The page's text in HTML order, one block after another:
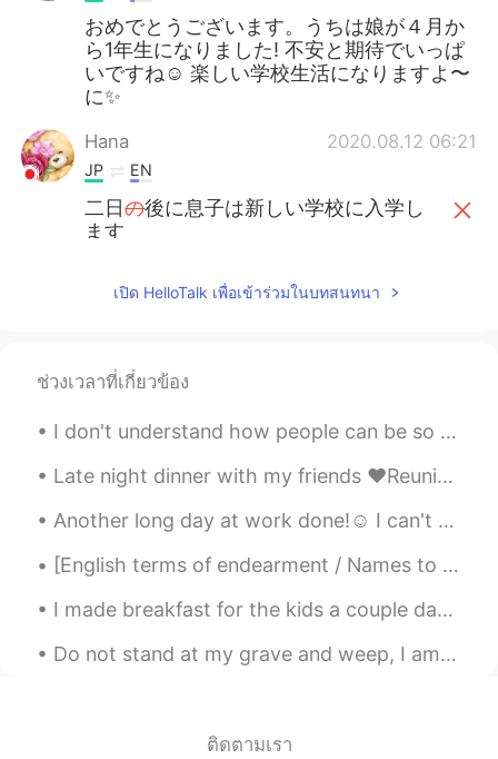
おめでとうございます。うちは娘が４月か
ら1年生になりました! 不安と期待でいっぱ
いですね☺️ 楽しい学校生活になりますよ〜
に✨
Hana 2020.08.12 06:21
JP EN
二日の後に息子は新しい学校に入学し
ます
1年生になるので、とても
いるようです。
息子は学校にいっぱい新しい友達が出
来れば良いと思う
来れば良いと思う
People 2020.08.11 20:27
CN EN
loveit
เปิด HelloTalk เพื่อเข้าร่วมในบทสนทนา
ช่วงเวลาที่เกี่ยวข้อง
I don't understand how people can be so comfortable in being racist and ignorant let's rid all r...
Late night dinner with my friends ❤️Reunion ❤️Turkish food❤️ Amsterdam west vs south❤️ Wednesday...
Another long day at work done!☺ I can't wait to go play soccer tomorrow, it's my favorite ...
[English terms of endearment / Names to call the people you love or care about ➡] (\__/) (>'.'<)...
I made breakfast for the kids a couple days ago. I made egg-in-toast. It was pretty good, they sa...
Do not stand at my grave and weep, I am not there; I do not sleep. I am a thousand winds that blo...
ติดตามเรา